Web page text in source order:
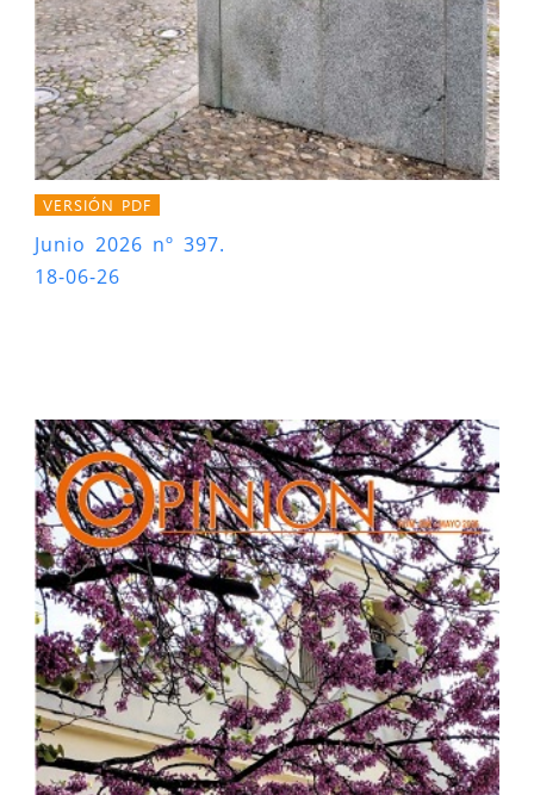
VERSIÓN PDF
Junio 2026 nº 397.
18-06-26